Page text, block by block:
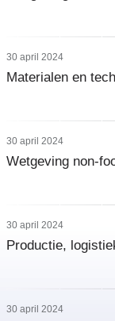
30 april 2024
Materialen en
30 april 2024
Wetgeving non-
30 april 2024
Productie,
30 april 2024